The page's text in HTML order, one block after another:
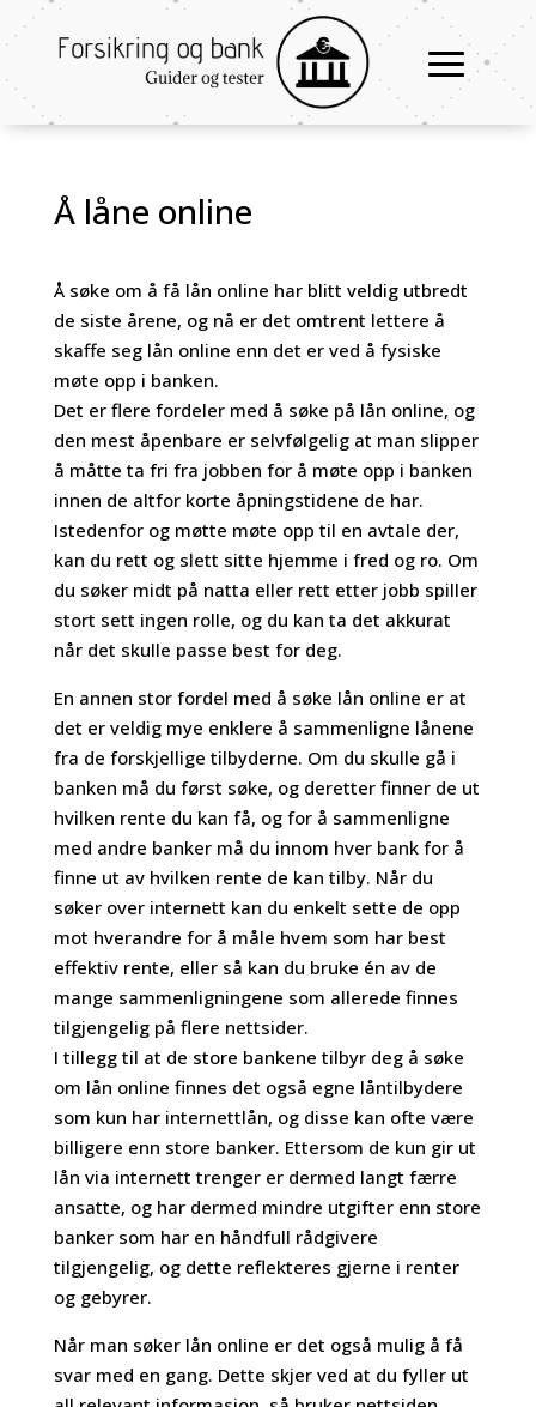
Å låne online
Å søke om å få lån online har blitt veldig utbredt
de siste årene, og nå er det omtrent lettere å
skaffe seg lån online enn det er ved å fysiske
møte opp i banken.
Det er flere fordeler med å søke på lån online, og
den mest åpenbare er selvfølgelig at man slipper
å måtte ta fri fra jobben for å møte opp i banken
innen de altfor korte åpningstidene de har.
Istedenfor og møtte møte opp til en avtale der,
kan du rett og slett sitte hjemme i fred og ro. Om
du søker midt på natta eller rett etter jobb spiller
stort sett ingen rolle, og du kan ta det akkurat
når det skulle passe best for deg.
En annen stor fordel med å søke lån online er at
det er veldig mye enklere å sammenligne lånene
fra de forskjellige tilbyderne. Om du skulle gå i
banken må du først søke, og deretter finner de ut
hvilken rente du kan få, og for å sammenligne
med andre banker må du innom hver bank for å
finne ut av hvilken rente de kan tilby. Når du
søker over internett kan du enkelt sette de opp
mot hverandre for å måle hvem som har best
effektiv rente, eller så kan du bruke én av de
mange sammenligningene som allerede finnes
tilgjengelig på flere nettsider.
I tillegg til at de store bankene tilbyr deg å søke
om lån online finnes det også egne låntilbydere
som kun har internettlån, og disse kan ofte være
billigere enn store banker. Ettersom de kun gir ut
lån via internett trenger er dermed langt færre
ansatte, og har dermed mindre utgifter enn store
banker som har en håndfull rådgivere
tilgjengelig, og dette reflekteres gjerne i renter
og gebyrer.
Når man søker lån online er det også mulig å få
svar med en gang. Dette skjer ved at du fyller ut